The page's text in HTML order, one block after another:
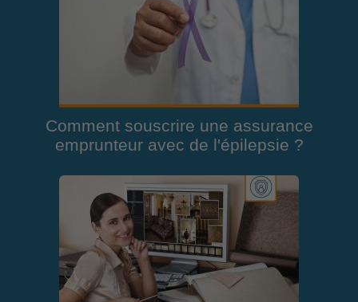
Comment souscrire une assurance
emprunteur avec de l'épilepsie ?